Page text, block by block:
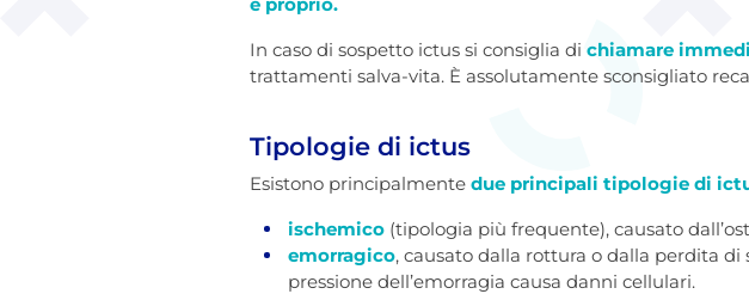
In caso di sospetto ictus si consiglia di chiamare
trattamenti salva-vita. È assolutamente sconsigliato
Tipologie di ictus
Esistono principalmente due principali tipologie di
ischemico (tipologia più frequente), causato
emorragico, causato dalla rottura o dalla perdita di
pressione dell’emorragia causa danni cellulari.